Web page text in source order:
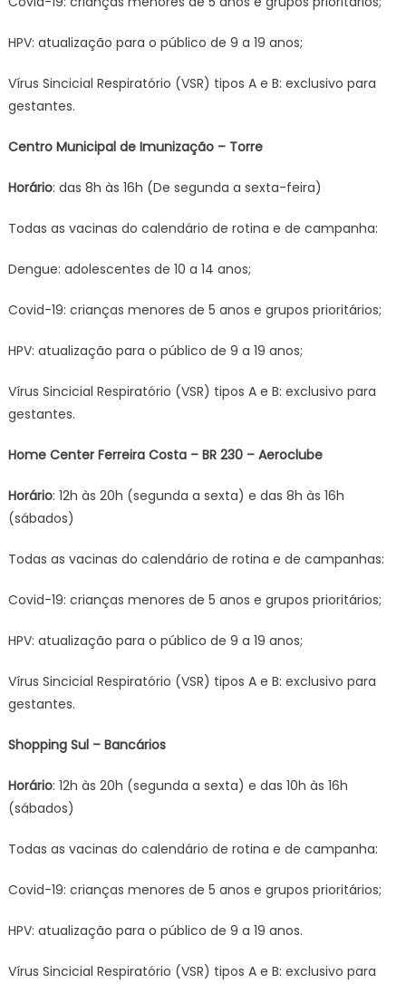
HPV: atualização para o público de 9 a 19 anos;
Vírus Sincicial Respiratório (VSR) tipos A e B: exclusivo para
gestantes.
Centro Municipal de Imunização – Torre
Horário: das 8h às 16h (De segunda a sexta-feira)
Todas as vacinas do calendário de rotina e de campanha:
Dengue: adolescentes de 10 a 14 anos;
Covid-19: crianças menores de 5 anos e grupos prioritários;
HPV: atualização para o público de 9 a 19 anos;
Vírus Sincicial Respiratório (VSR) tipos A e B: exclusivo para
gestantes.
Home Center Ferreira Costa – BR 230 – Aeroclube
Horário: 12h às 20h (segunda a sexta) e das 8h às 16h
(sábados)
Todas as vacinas do calendário de rotina e de campanhas:
Covid-19: crianças menores de 5 anos e grupos prioritários;
HPV: atualização para o público de 9 a 19 anos;
Vírus Sincicial Respiratório (VSR) tipos A e B: exclusivo para
gestantes.
Shopping Sul – Bancários
Horário: 12h às 20h (segunda a sexta) e das 10h às 16h
(sábados)
Todas as vacinas do calendário de rotina e de campanha:
Covid-19: crianças menores de 5 anos e grupos prioritários;
HPV: atualização para o público de 9 a 19 anos.
Vírus Sincicial Respiratório (VSR) tipos A e B: exclusivo para